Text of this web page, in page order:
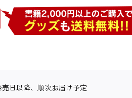
売日以降、順次お届け予定